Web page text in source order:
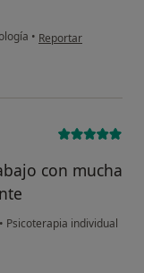
• en opinión del
Reportar
con mucha
• Psicoterapia individual
app